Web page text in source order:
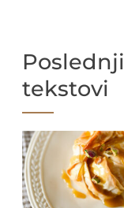
Poslednji
tekstovi